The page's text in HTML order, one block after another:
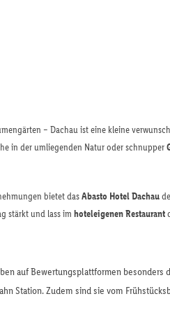
– Dachau ist eine kleine
in der umliegenden Natur oder schnupper
bietet dasAbasto Hotel Dachau
stärkt und lass im hoteleigenen Restaurant
auf Bewertungsplattformen besonders
Station. Zudem sind sie vom